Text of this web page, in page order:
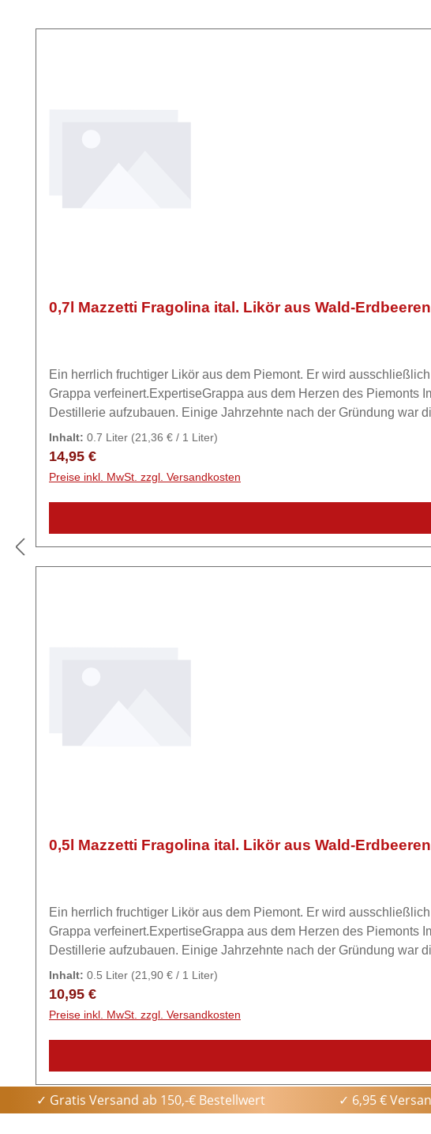
0,7l Mazzetti Fragolina ital. Likör aus Wald-
Ein herrlich fruchtiger Likör aus dem Piemont. Er wird
Grappa verfeinert.ExpertiseGrappa aus dem Herzen des Piemonts Im Jahre 1846, 50 Jahre bevor der erste FIAT auf den Straßen zu sehen war, fing Filippo Mazzetti an die
Destillerie aufzubauen. Einige Jahrzehnte nach der Gründung war
werden musste. Mazzetti d’Altavilla ist eine Brennerei, die ihren
geführt wird. Die Leidenschaft zum Grappa, der Einsatz moderner
Inhalt: 0.7 Liter (21,36 € / 1 Liter)
Regulärer Preis:
14,95 €
Preise inkl. MwSt. zzgl. Versandkosten
0,5l Mazzetti Fragolina ital. Likör aus Wald-
Ein herrlich fruchtiger Likör aus dem Piemont. Er wird
Grappa verfeinert.ExpertiseGrappa aus dem Herzen des Piemonts Im Jahre 1846, 50 Jahre bevor der erste FIAT auf den Straßen zu sehen war, fing Filippo Mazzetti an die
Destillerie aufzubauen. Einige Jahrzehnte nach der Gründung war
werden musste. Mazzetti d’Altavilla ist eine Brennerei, die ihren
geführt wird. Die Leidenschaft zum Grappa, der Einsatz moderner
Inhalt: 0.5 Liter (21,90 € / 1 Liter)
Regulärer Preis:
10,95 €
Preise inkl. MwSt. zzgl. Versandkosten
✓ Gratis Versand ab 150,-€ Bestellwert ✓ 6,95 €